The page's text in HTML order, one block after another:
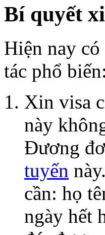
Bí quyết
Hiện nay có
tác phổ biến:
Xin visa
này
Đương
tuyến
cần: họ
ngày hết